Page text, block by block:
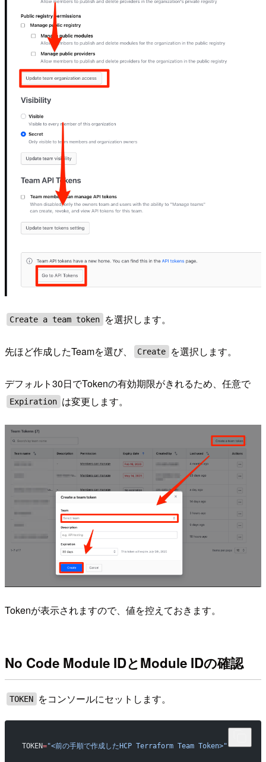
Create a team token を選択します。
先ほど作成したTeamを選び、 Create を選択します。
デフォルト30日でTokenの有効期限がきれるため、任意で
Expiration は変更します。
Tokenが表示されますので、値を控えておきます。
No Code Module IDとModule IDの確認
TOKEN をコンソールにセットします。
TOKEN="<前の手順で作成したHCP Terraform Team Token>"